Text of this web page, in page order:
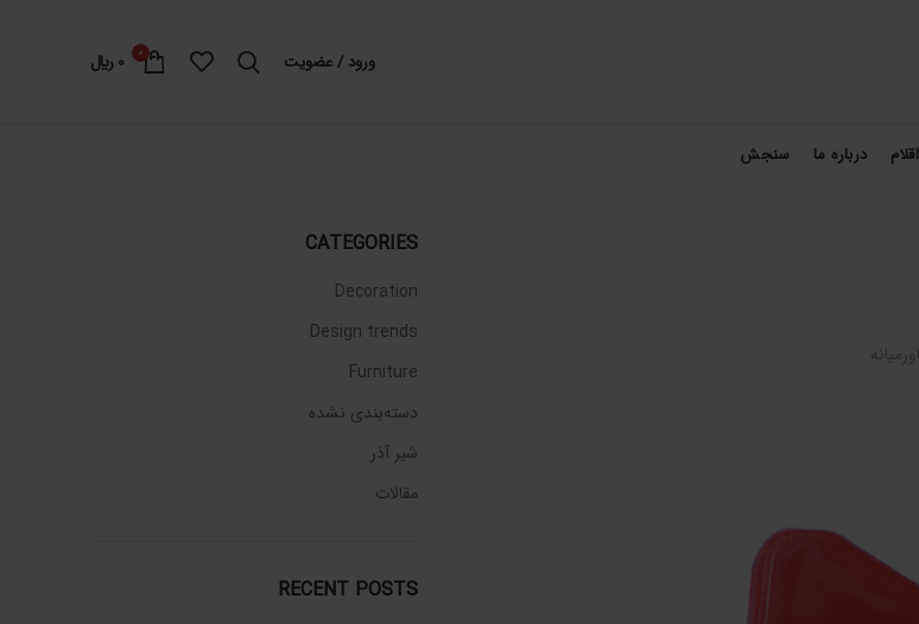
ورود / عضویت 0
0 ﷼
درباره ما سنجش
CATEGORIES
Decoration
Design trends
Furniture
دسته‌بندی نشده
شیر آذر
مقالات
RECENT POSTS